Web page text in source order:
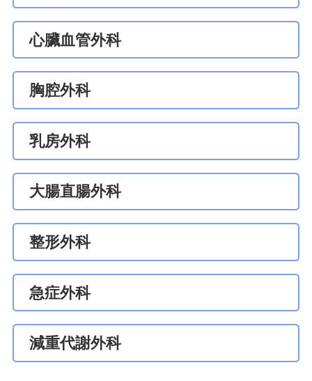
心臟血管外科
胸腔外科
乳房外科
大腸直腸外科
整形外科
急症外科
減重代謝外科